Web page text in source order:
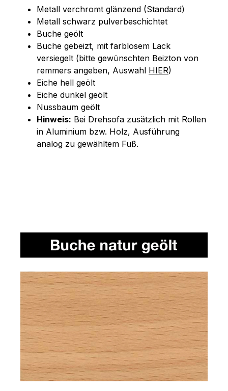
Metall verchromt glänzend (Standard)
Metall schwarz pulverbeschichtet
Buche geölt
Buche gebeizt, mit farblosem Lack
versiegelt (bitte gewünschten Beizton von
remmers angeben, Auswahl HIER)
Eiche hell geölt
Eiche dunkel geölt
Nussbaum geölt
Hinweis: Bei Drehsofa zusätzlich mit Rollen
in Aluminium bzw. Holz, Ausführung
analog zu gewähltem Fuß.